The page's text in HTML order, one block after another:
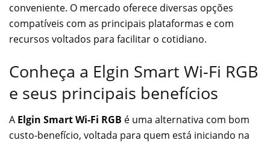
conveniente. O mercado oferece diversas opções
compatíveis com as principais plataformas e com
recursos voltados para facilitar o cotidiano.
Conheça a Elgin Smart Wi-Fi RGB
e seus principais benefícios
A Elgin Smart Wi-Fi RGB é uma alternativa com bom
custo-benefício, voltada para quem está iniciando na